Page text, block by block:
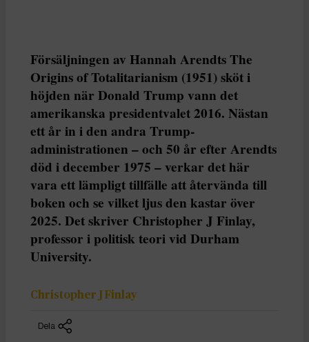
Försäljningen av Hannah Arendts The
Origins of Totalitarianism (1951) sköt i
höjden när Donald Trump vann det
amerikanska presidentvalet 2016. Nästan
ett år in i den andra Trump-
administrationen – och 50 år efter Arendts
död i december 1975 – verkar det här
vara ett lämpligt tillfälle att återvända till
boken och se vilket ljus den kastar över
2025. Det skriver Christopher J Finlay,
professor i politisk teori vid Durham
University.
Christopher J Finlay
Dela